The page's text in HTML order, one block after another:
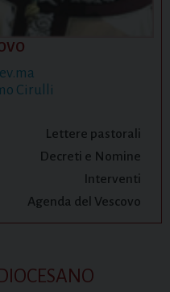
Cirulli
Lettere pastorali
Decreti e Nomine
Interventi
Agenda del Vescovo